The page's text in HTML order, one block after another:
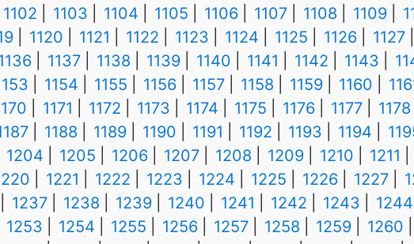
1102
1103 1104 1105 1106 1107 1108 1109
1120 1121 1122 1123 1124 1125 1126 1127
1137 1138 1139 1140 1141 1142 1143
1154 1155 1156 1157 1158 1159 1160
1171 1172 1173 1174 1175 1176 1177 1178
1188 1189 1190 1191 1192 1193 1194
1204
1205 1206 1207 1208 1209 1210 1211
1221 1222 1223 1224 1225 1226 1227
1237
1238 1239 1240 1241 1242 1243 1244
1253
1254 1255 1256 1257 1258 1259 1260